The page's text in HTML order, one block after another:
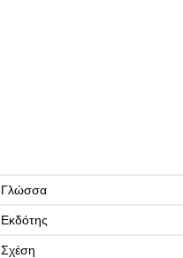
Γλώσσα
Εκδότης
Σχέση